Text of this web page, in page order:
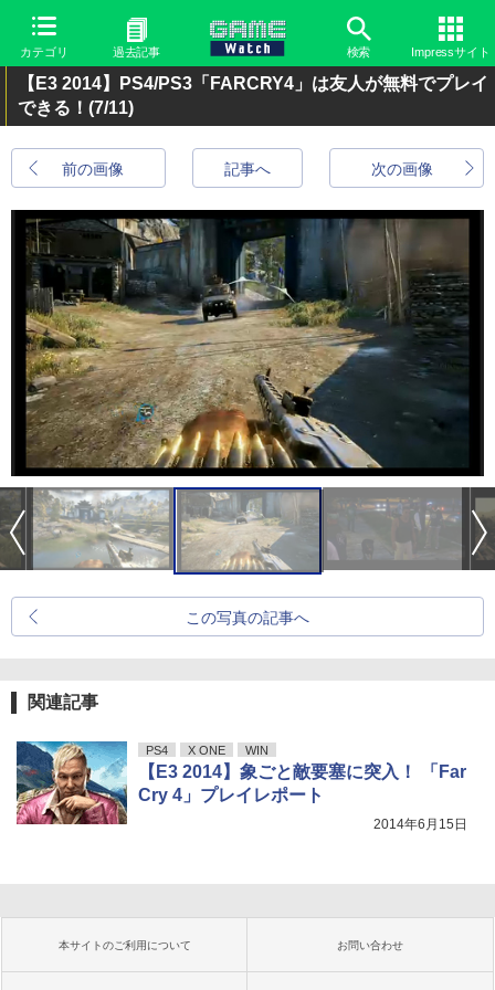
カテゴリ 過去記事 検索 Impressサイト
【E3 2014】PS4/PS3「FARCRY4」は友人が無料でプレイ
できる！ (7/11)
前の画像 次の画像
記事へ
この写真の記事へ
関連記事
PS4 X ONE WIN
【E3 2014】象ごと敵要塞に突入！ 「Far
Cry 4」プレイレポート
2014年6月15日
本サイトのご利用について お問い合わせ